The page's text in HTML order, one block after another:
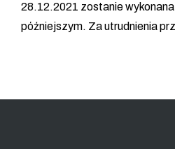
28.12.2021 zostanie
późniejszym. Za utrudnienia